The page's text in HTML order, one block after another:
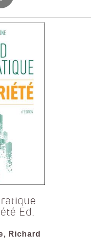
Ed.
Richard